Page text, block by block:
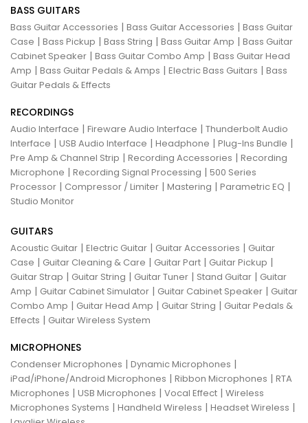
BASS GUITARS
Bass Guitar Accessories | Bass Guitar Accessories | Bass Guitar
Case | Bass Pickup | Bass String | Bass Guitar Amp | Bass Guitar
Cabinet Speaker | Bass Guitar Combo Amp | Bass Guitar Head
Amp | Bass Guitar Pedals & Amps | Electric Bass Guitars | Bass
Guitar Pedals & Effects
RECORDINGS
Audio Interface | Fireware Audio Interface | Thunderbolt Audio
Interface | USB Audio Interface | Headphone | Plug-Ins Bundle |
Pre Amp & Channel Strip | Recording Accessories | Recording
Microphone | Recording Signal Processing | 500 Series
Processor | Compressor / Limiter | Mastering | Parametric EQ |
Studio Monitor
GUITARS
Acoustic Guitar | Electric Guitar | Guitar Accessories | Guitar
Case | Guitar Cleaning & Care | Guitar Part | Guitar Pickup |
Guitar Strap | Guitar String | Guitar Tuner | Stand Guitar | Guitar
Amp | Guitar Cabinet Simulator | Guitar Cabinet Speaker | Guitar
Combo Amp | Guitar Head Amp | Guitar String | Guitar Pedals &
Effects | Guitar Wireless System
MICROPHONES
Condenser Microphones | Dynamic Microphones |
iPad/iPhone/Android Microphones | Ribbon Microphones | RTA
Microphones | USB Microphones | Vocal Effect | Wireless
Microphones Systems | Handheld Wireless | Headset Wireless |